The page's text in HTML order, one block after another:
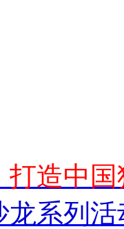
打造中
龙系列活